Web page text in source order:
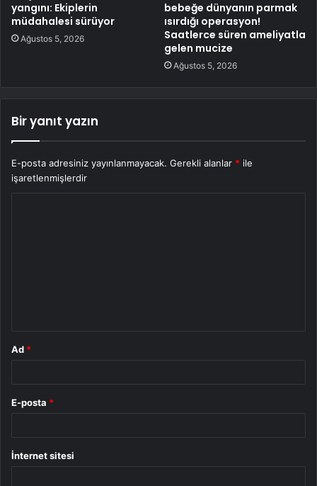
yangını: Ekiplerin
müdahalesi sürüyor
Ağustos 5, 2026
bebeğe dünyanın parmak
ısırdığı operasyon!
Saatlerce süren ameliyatla
gelen mucize
Ağustos 5, 2026
Bir yanıt yazın
E-posta adresiniz yayınlanmayacak. Gerekli alanlar * ile
işaretlenmişlerdir
Ad *
E-posta *
İnternet sitesi